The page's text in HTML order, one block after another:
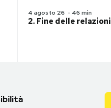
4 agosto 26 - 46 min
2. Fine delle relazioni